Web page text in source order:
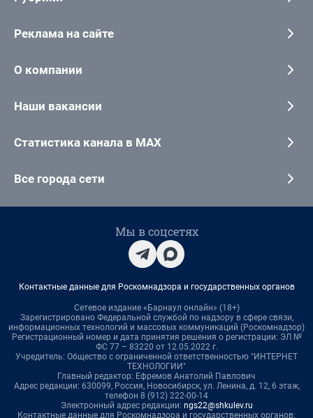
Реклама на сайте
О компании
Наши вакансии
Статистика канала в MAX
Все города сети
Мы в соцсетях
Контактные данные для Роскомнадзора и государственных органов
Сетевое издание «Барнаул онлайн» (18+)
Зарегистрировано Федеральной службой по надзору в сфере связи,
информационных технологий и массовых коммуникаций (Роскомнадзор)
Регистрационный номер и дата принятия решения о регистрации: ЭЛ №
ФС 77 – 83220 от 12.05.2022 г.
Учредитель: Общество с ограниченной ответственностью "ИНТЕРНЕТ
ТЕХНОЛОГИИ"
Главный редактор: Ефремов Анатолий Павлович
Адрес редакции: 630099, Россия, Новосибирск, ул. Ленина, д. 12, 6 этаж,
телефон 8 (912) 222-00-14
Электронный адрес редакции: ngs22@shkulev.ru
Контактные данные для Роскомнадзора и государственных органов: